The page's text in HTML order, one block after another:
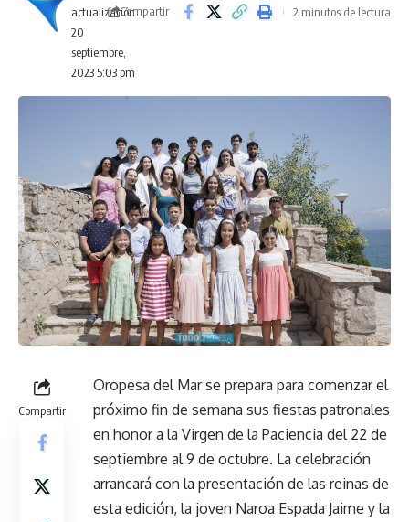
actualización
20
septiembre,
2023 5:03 pm
Compartir 2 minutos de lectura
Compartir
Oropesa del Mar se prepara para comenzar el
próximo fin de semana sus fiestas patronales
en honor a la Virgen de la Paciencia del 22 de
septiembre al 9 de octubre. La celebración
arrancará con la presentación de las reinas de
esta edición, la joven Naroa Espada Jaime y la